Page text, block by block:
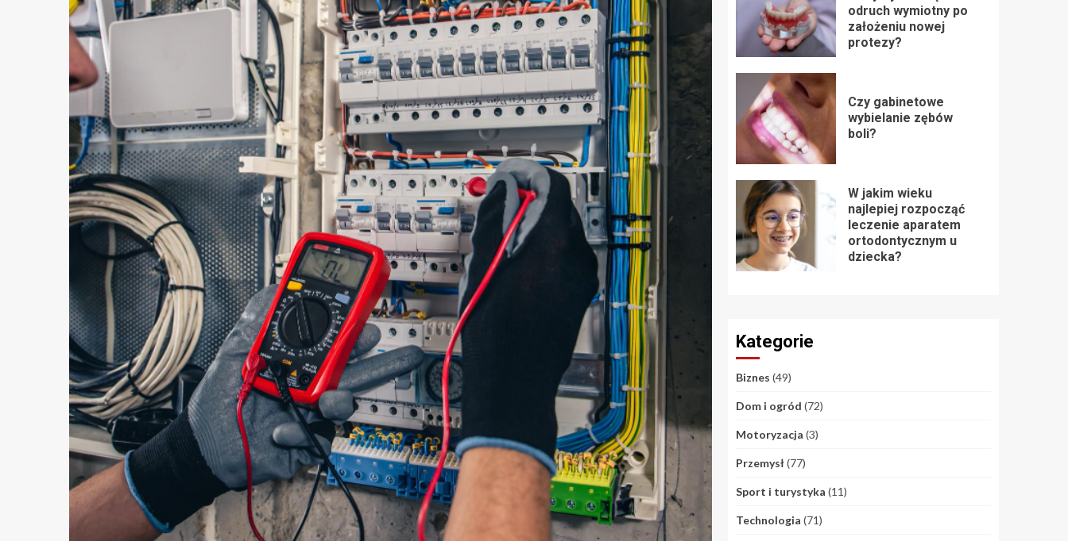
odruch wymiotny po
założeniu nowej
protezy?
Czy gabinetowe
wybielanie zębów
boli?
W jakim wieku
najlepiej rozpocząć
leczenie aparatem
ortodontycznym u
dziecka?
Kategorie
Biznes (49)
Dom i ogród (72)
Motoryzacja (3)
Przemysł(77)
Sport i turystyka (11)
Technologia (71)